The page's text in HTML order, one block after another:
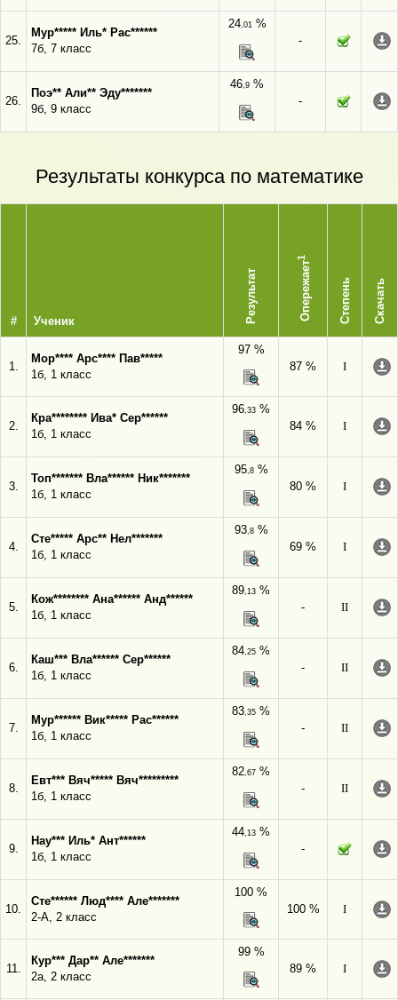
25.
Мур***** Иль* Рас******
7б, 7 класс
24,01%
-
26.
Поэ** Али** Эду*******
9б, 9 класс
46,9 %
-
Результаты конкурса по математике
# Ученик Результат Опережает
1
Степень Скачать
1.
Мор**** Арс**** Пав*****
1б, 1 класс
97 %
87 %
I
2.
Кра******** Ива* Сер******
1б, 1 класс
96,33 %
84 %
I
3.
Топ******* Вла****** Ник*******
1б, 1 класс
95,8%
80 %
I
4.
Сте***** Арс** Нел*******
1б, 1 класс
93,8%
69 %
I
5.
Кож******** Ана****** Анд******
1б, 1 класс
89,13 %
-
II
6.
Каш*** Вла****** Сер******
1б, 1 класс
84,25 %
-
II
7.
Мур****** Вик***** Рас******
1б, 1 класс
83,35 %
-
II
8.
Евт*** Вяч***** Вяч*********
1б, 1 класс
82,67 %
-
II
9.
Нау*** Иль* Ант******
1б, 1 класс
44,13 %
-
10.
Сте****** Люд**** Але*******
2-А, 2 класс
100 %
100 %
I
11.
Кур*** Дар** Але*******
2а, 2 класс
99 %
89 %
I